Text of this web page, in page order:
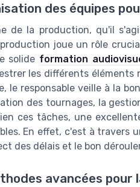
des équipes
de la production, qu'il
joue un rôle
solide formation
les différents
le responsable veille à la
des tournages, la
ces tâches, une
En effet, c'est à travers
des délais et le bon
avancées pour